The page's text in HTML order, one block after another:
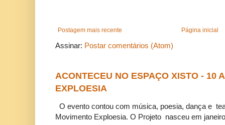
Postagem mais recente Página inicial
Assinar: Postar comentários (Atom)
ACONTECEU NO ESPAÇO XISTO - 10
EXPLOESIA
O evento contou com música, poesia, dança e
Movimento Exploesia. O Projeto nasceu em